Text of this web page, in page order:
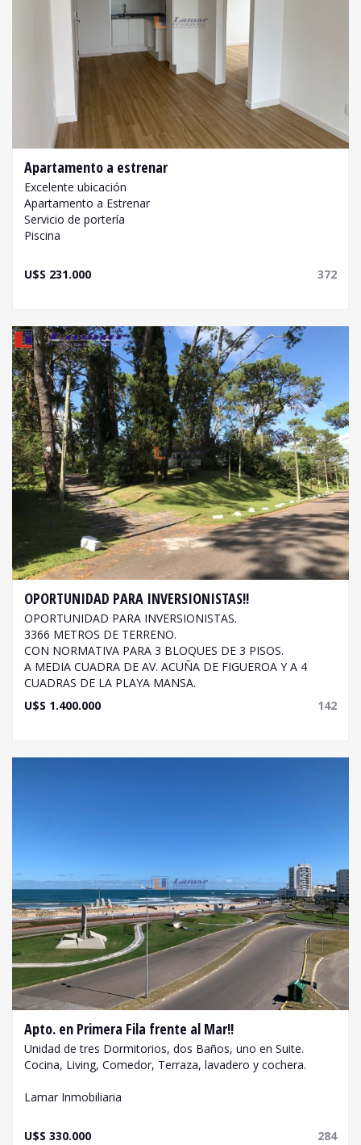
Apartamento a estrenar
Excelente ubicación
Apartamento a Estrenar
Servicio de portería
Piscina
U$S 231.000 372
OPORTUNIDAD PARA INVERSIONISTAS!!
OPORTUNIDAD PARA INVERSIONISTAS.
3366 METROS DE TERRENO.
CON NORMATIVA PARA 3 BLOQUES DE 3 PISOS.
A MEDIA CUADRA DE AV. ACUÑA DE FIGUEROA Y A 4
CUADRAS DE LA PLAYA MANSA.
U$S 1.400.000
142
Apto. en Primera Fila frente al Mar!!
Unidad de tres Dormitorios, dos Baños, uno en Suite.
Cocina, Living, Comedor, Terraza, lavadero y cochera.
Lamar Inmobiliaria
Consulte con nuestros asesores.
U$S 330.000 284